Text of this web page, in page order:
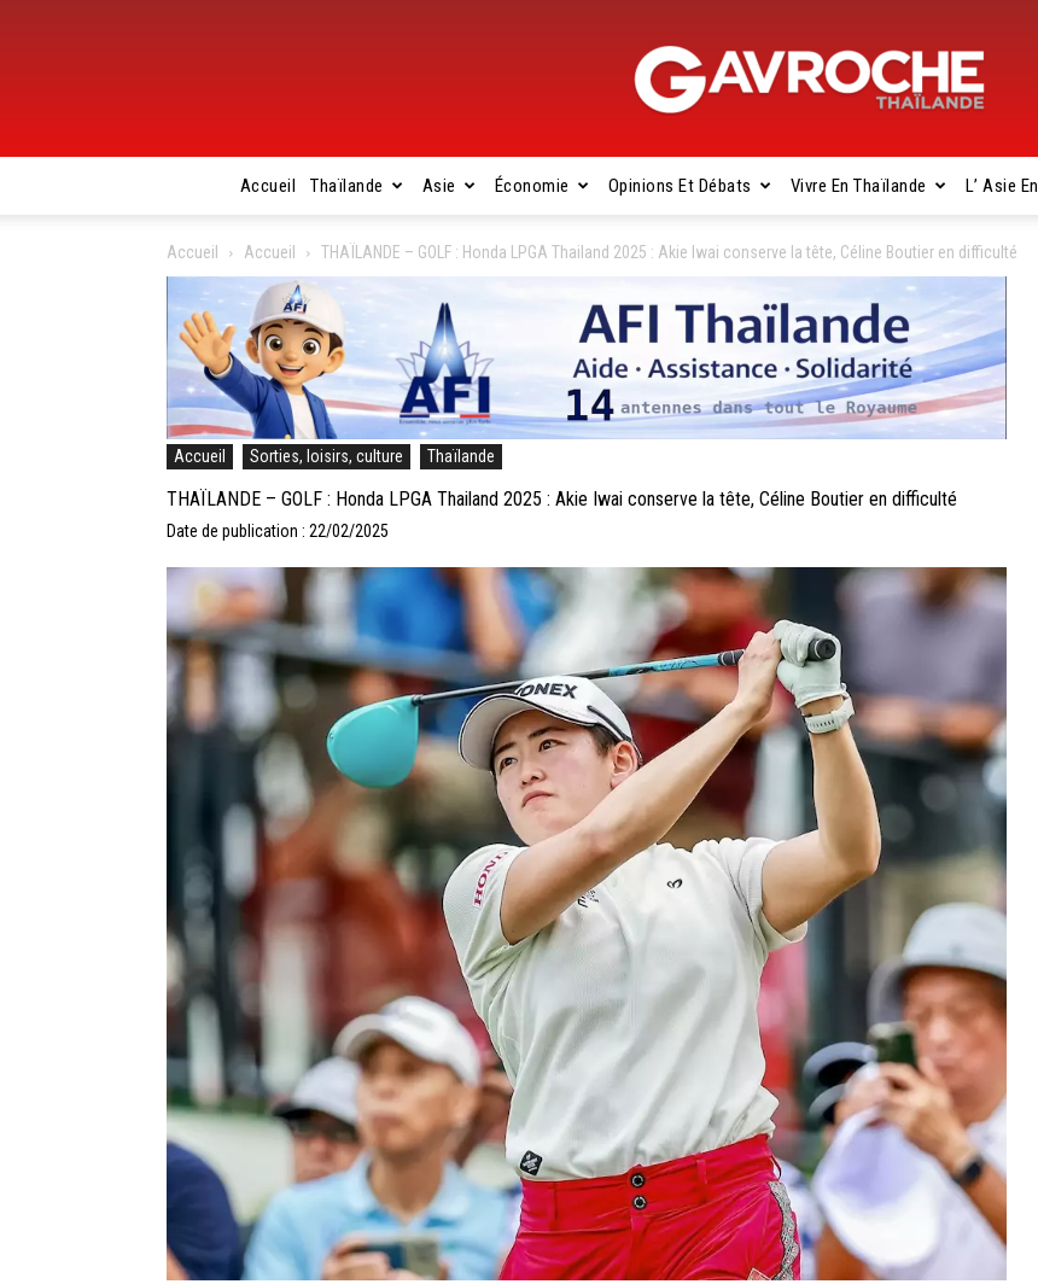
Gavroche
Thaïlande
Accueil Thaïlande Asie Économie Opinions Et Débats Vivre En Thaïlande L’ Asie
Accueil Accueil THAÏLANDE – GOLF : Honda LPGA Thailand 2025 : Akie Iwai conserve la tête, Céline Boutier en difficulté
Accueil Sorties, loisirs, culture Thaïlande
THAÏLANDE – GOLF : Honda LPGA Thailand 2025 : Akie Iwai conserve la tête, Céline Boutier en difficulté
Date de publication : 22/02/2025